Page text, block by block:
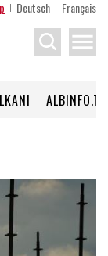
Deutsch Français
menu
ALBINFO.TV